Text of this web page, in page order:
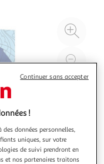
à
!
données personnelles,
uniques, sur votre
de suivi prendront en
et nos partenaires traitons
Continuer sans accepter